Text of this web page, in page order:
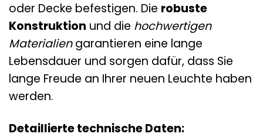
oder Decke befestigen. Die robuste
Konstruktion und die hochwertigen
Materialiengarantieren eine lange
Lebensdauer und sorgen dafür, dass Sie
lange Freude an Ihrer neuen Leuchte haben
werden.
Detaillierte technische Daten: